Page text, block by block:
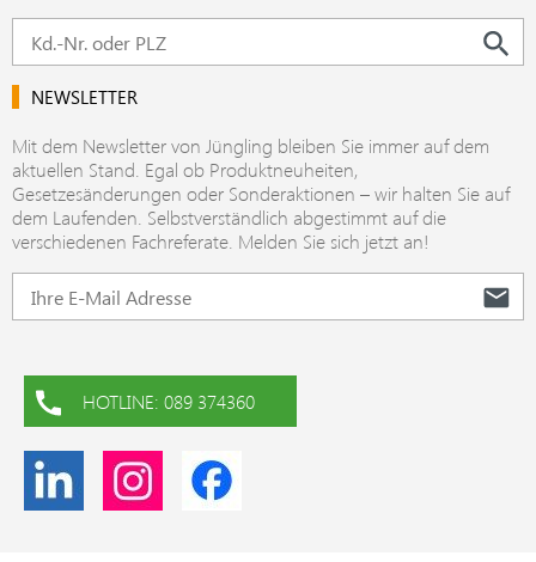
NEWSLETTER
Mit dem Newsletter von Jüngling bleiben Sie immer auf dem
aktuellen Stand. Egal ob Produktneuheiten,
Gesetzesänderungen oder Sonderaktionen – wir halten Sie auf
dem Laufenden. Selbstverständlich abgestimmt auf die
verschiedenen Fachreferate. Melden Sie sich jetzt an!
HOTLINE: 089 374360